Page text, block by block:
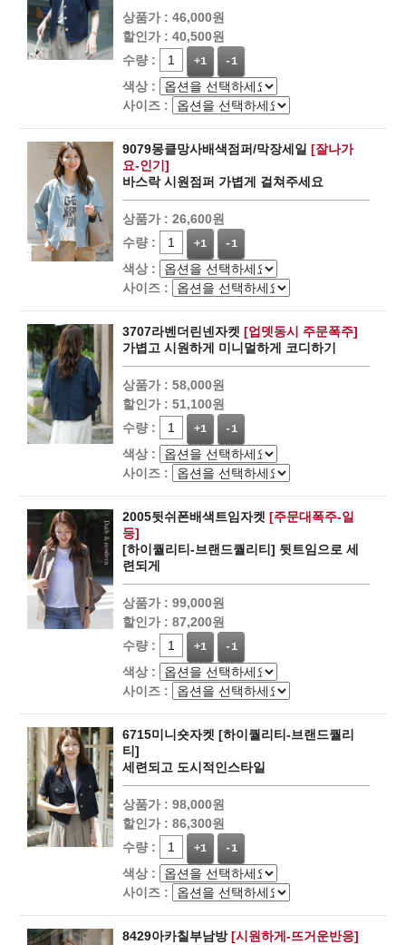
상품가 : 46,000원
할인가 : 40,500원
수량 :
+1 -1
색상 :
사이즈 :
9079몽클망사배색점퍼/막장세일 [잘나가
요-인기]
바스락 시원점퍼 가볍게 걸쳐주세요
상품가 : 26,600원
수량 :
+1 -1
색상 :
사이즈 :
3707라벤더린넨자켓 [업뎃동시 주문폭주]
가볍고 시원하게 미니멀하게 코디하기
상품가 : 58,000원
할인가 : 51,100원
수량 :
+1 -1
색상 :
사이즈 :
2005뒷쉬폰배색트임자켓 [주문대폭주-일
등]
[하이퀄리티-브랜드퀄리티] 뒷트임으로 세
련되게
상품가 : 99,000원
할인가 : 87,200원
수량 :
+1 -1
색상 :
사이즈 :
6715미니숏자켓 [하이퀄리티-브랜드퀄리
티]
세련되고 도시적인스타일
상품가 : 98,000원
할인가 : 86,300원
수량 :
+1 -1
색상 :
사이즈 :
8429아카칠부남방[시원하게-뜨거운반응]